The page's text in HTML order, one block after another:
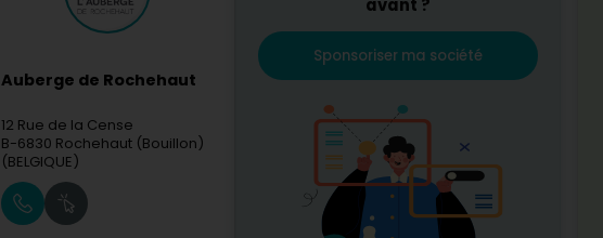
Auberge de Rochehaut
12 Rue de la Cense
B-6830 Rochehaut (Bouillon)
(BELGIQUE)
avant ?
Sponsoriser ma société